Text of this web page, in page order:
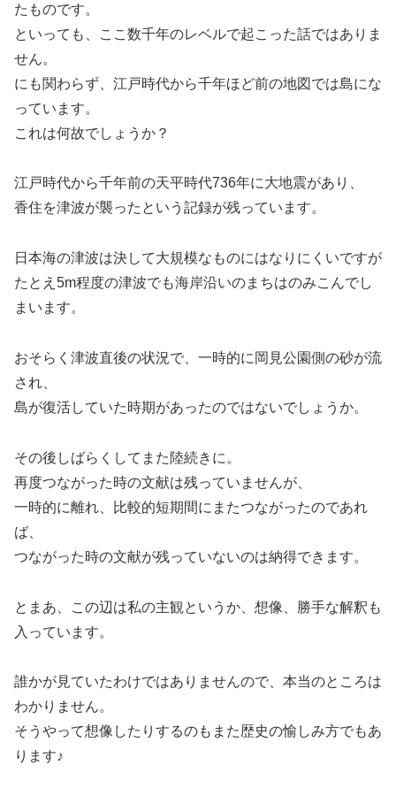
たものです。
といっても、ここ数千年のレベルで起こった話ではありま
せん。
にも関わらず、江戸時代から千年ほど前の地図では島にな
っています。
これは何故でしょうか？
江戸時代から千年前の天平時代736年に大地震があり、
香住を津波が襲ったという記録が残っています。
日本海の津波は決して大規模なものにはなりにくいですが
たとえ5m程度の津波でも海岸沿いのまちはのみこんでし
まいます。
おそらく津波直後の状況で、一時的に岡見公園側の砂が流
され、
島が復活していた時期があったのではないでしょうか。
その後しばらくしてまた陸続きに。
再度つながった時の文献は残っていませんが、
一時的に離れ、比較的短期間にまたつながったのであれ
ば、
つながった時の文献が残っていないのは納得できます。
とまあ、この辺は私の主観というか、想像、勝手な解釈も
入っています。
誰かが見ていたわけではありませんので、本当のところは
わかりません。
そうやって想像したりするのもまた歴史の愉しみ方でもあ
ります♪